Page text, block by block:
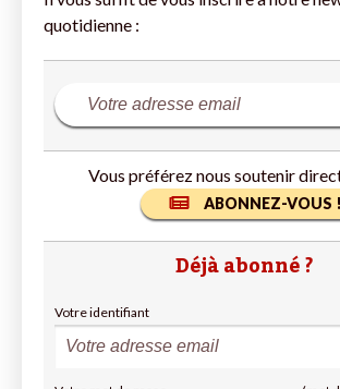
quotidienne :
Vous préférez nous soutenir
ABONNEZ-VOUS !
Déjà abonné ?
Votre identifiant